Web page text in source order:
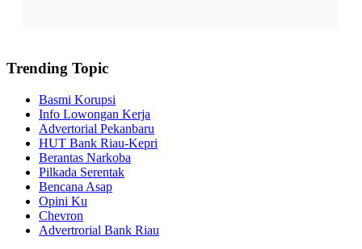
Trending Topic
Basmi Korupsi
Info Lowongan Kerja
Advertorial Pekanbaru
HUT Bank Riau-Kepri
Berantas Narkoba
Pilkada Serentak
Bencana Asap
Opini Ku
Chevron
Advertrorial Bank Riau